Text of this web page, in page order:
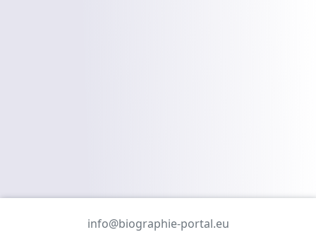
info@biographie-portal.eu